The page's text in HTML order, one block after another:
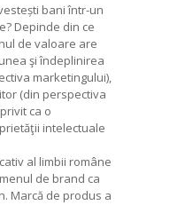
bani într-un
Depinde din ce
de valoare are
şi îndeplinirea
marketingului),
(din perspectiva
ca o
intelectuale
al limbii române
de brand ca
Marcă de produs a